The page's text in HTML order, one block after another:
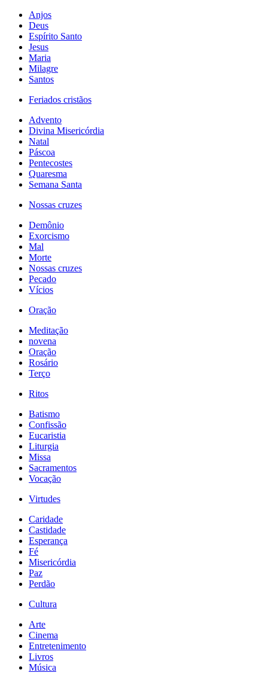
Anjos
Deus
Espírito Santo
Jesus
Maria
Milagre
Santos
Feriados cristãos
Advento
Divina Misericórdia
Natal
Páscoa
Pentecostes
Quaresma
Semana Santa
Nossas cruzes
Demônio
Exorcismo
Mal
Morte
Nossas cruzes
Pecado
Vícios
Oração
Meditação
novena
Oração
Rosário
Terço
Ritos
Batismo
Confissão
Eucaristia
Liturgia
Missa
Sacramentos
Vocação
Virtudes
Caridade
Castidade
Esperança
Fé
Misericórdia
Paz
Perdão
Cultura
Arte
Cinema
Entretenimento
Livros
Música